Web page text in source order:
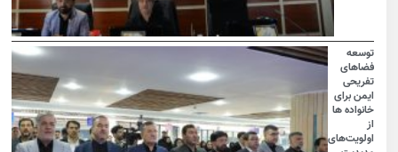
توسعه
فضاهای
تفریحی
ایمن برای
خانواده ها
اولویت‌های